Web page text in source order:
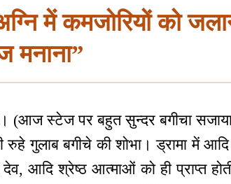
में कमजोरियों को
मनाना”
(आज स्टेज पर बहुत सुन्दर बगीचा
गुलाब बगीचे की शोभा। ड्रामा में
आदि श्रेष्ठ आत्माओं को ही प्राप्त